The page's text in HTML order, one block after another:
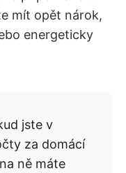
mít opět nárok,
energeticky
jste v
za domácí
ně máte